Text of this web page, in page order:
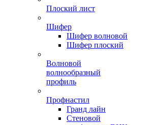
Плоский лист
Шифер
Шифер волновой
Шифер плоский
Волновой
волнообразный
профиль
Профнастил
Гранд лайн
Стеновой